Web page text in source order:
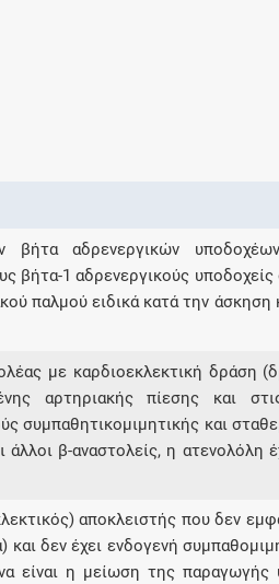
βήτα αδρενεργικών
βήτα-1 αδρενεργικούς υποδοχείς
παλμού ειδικά κατά την άσκηση
με καρδιοεκλεκτική δράση
αρτηριακής πίεσης και
συμπαθητικομιμητικής και
β-αναστολείς, η ατενολόλη
αποκλειστής που δεν
δεν έχει ενδογενή
είναι η μείωση της παραγωγής